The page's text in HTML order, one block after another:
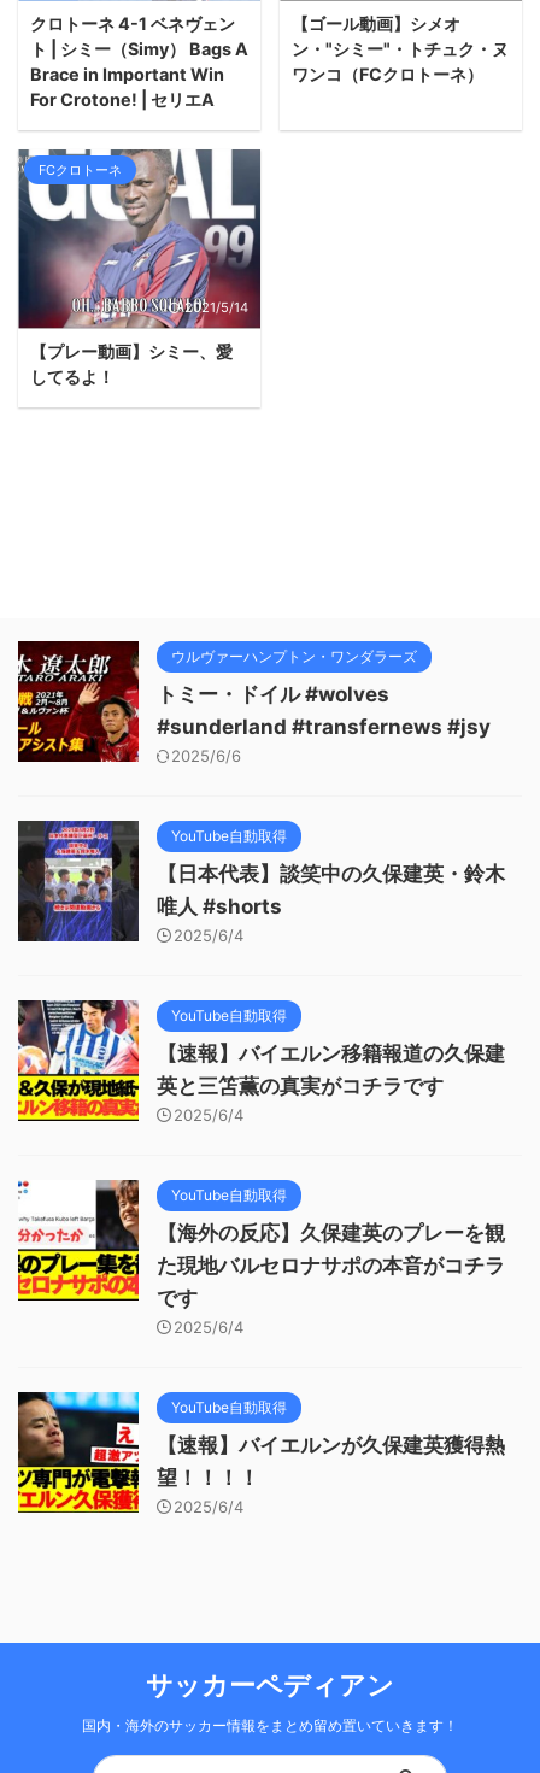
クロトーネ 4-1 ベネヴェン
ト | シミー（Simy） Bags A
Brace in Important Win
For Crotone! | セリエA
【ゴール動画】シメオ
ン・"シミー"・トチュク・ヌ
ワンコ（FCクロトーネ）
FCクロトーネ
2021/5/14
【プレー動画】シミー、愛
してるよ！
ウルヴァーハンプトン・ワンダラーズ
トミー・ドイル #wolves
#sunderland #transfernews #jsy
2025/6/6
YouTube自動取得
【日本代表】談笑中の久保建英・鈴木
唯人 #shorts
2025/6/4
YouTube自動取得
【速報】バイエルン移籍報道の久保建
英と三笘薫の真実がコチラです
2025/6/4
YouTube自動取得
【海外の反応】久保建英のプレーを観
た現地バルセロナサポの本音がコチラ
です
2025/6/4
YouTube自動取得
【速報】バイエルンが久保建英獲得熱
望！！！！
2025/6/4
サッカーペディアン
国内・海外のサッカー情報をまとめ留め置いていきます！